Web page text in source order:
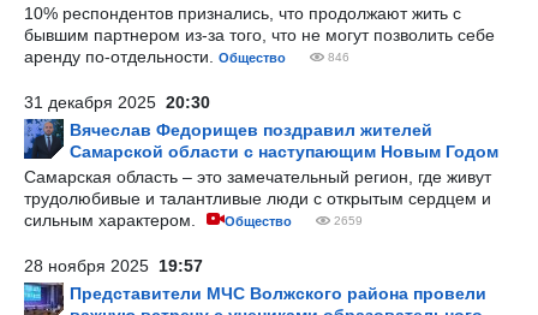
10% респондентов признались, что продолжают жить с
бывшим партнером из-за того, что не могут позволить себе
аренду по-отдельности.
Общество 846
31 декабря 2025 20:30
Вячеслав Федорищев поздравил жителей
Самарской области с наступающим Новым Годом
Самарская область – это замечательный регион, где живут
трудолюбивые и талантливые люди с открытым сердцем и
сильным характером.
Общество 2659
28 ноября 2025 19:57
Представители МЧС Волжского района провели